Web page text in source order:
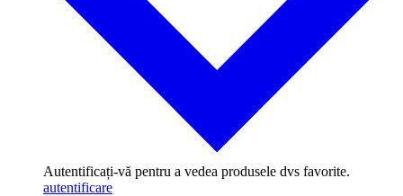
Autentificați-vă pentru a vedea produsele dvs favorite.
autentificare